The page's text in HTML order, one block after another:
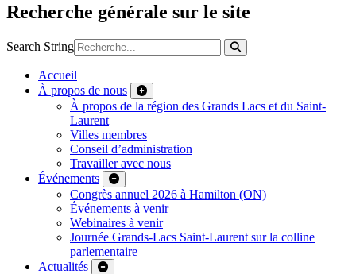
Recherche générale sur le site
Search String
Accueil
À propos de nous
À propos de la région des Grands Lacs et du Saint-
Laurent
Villes membres
Conseil d’administration
Travailler avec nous
Événements
Congrès annuel 2026 à Hamilton (ON)
Événements à venir
Webinaires à venir
Journée Grands-Lacs Saint-Laurent sur la colline
parlementaire
Actualités